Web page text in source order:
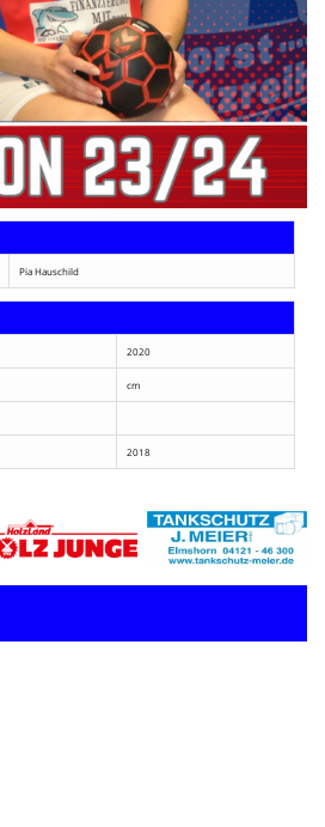
Pia Hauschild
2020
cm
2018